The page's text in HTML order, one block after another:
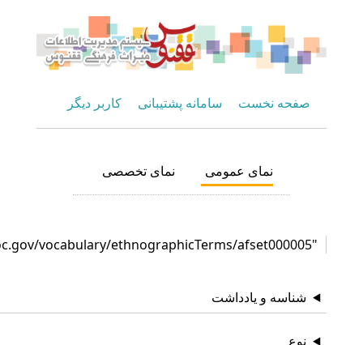
نخست سامانه پشتیبانی کاربر دیگر
نمای تخصصی
و یادداشت